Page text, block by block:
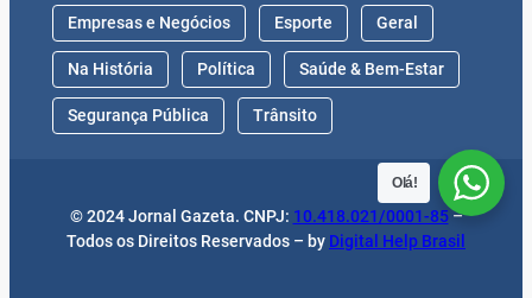
Empresas e Negócios Esporte Geral
Na História Política Saúde & Bem-Estar
Segurança Pública Trânsito
© 2024 Jornal Gazeta. CNPJ: 10.418.021/0001-85–
Todos os Direitos Reservados – by Digital Help Brasil
Olá!